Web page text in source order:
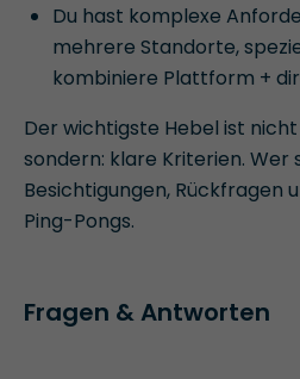
Du hast komplexe
mehrere Standorte,
kombiniere Plattform +
Der wichtigste Hebel ist nicht
sondern: klare Kriterien.
Besichtigungen, Rückfragen
Ping-Pongs.
Fragen & Antworten